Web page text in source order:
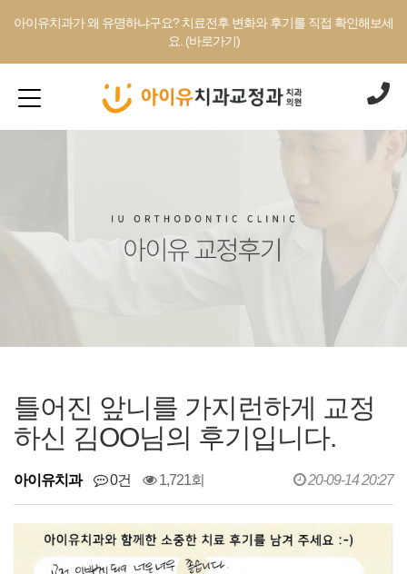
아이유치과가 왜 유명하냐구요? 치료전후 변화와 후기를 직접 확인해보세
요. (바로가기)
틀어진 앞니를 가지런하게 교정
하신 김OO님의 후기입니다.
아이유치과 0건 1,721회 20-09-14 20:27